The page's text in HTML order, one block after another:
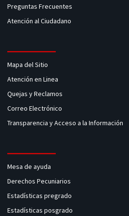
Preguntas Frecuentes
Atención al Ciudadano
Mapa del Sitio
Atención en Linea
Quejas y Reclamos
Correo Electrónico
Transparencia y Acceso a la Información
Mesa de ayuda
Derechos Pecuniarios
Estadísticas pregrado
Estadísticas posgrado